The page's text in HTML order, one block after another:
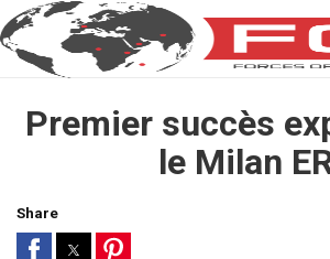
Premier succès
le Milan
Share